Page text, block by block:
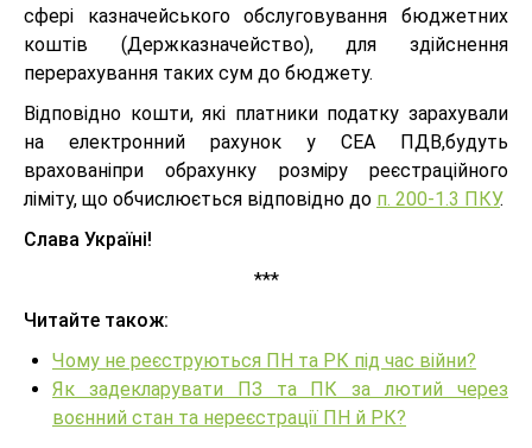
сфері казначейського обслуговування бюджетних
коштів (Держказначейство), для здійснення
перерахування таких сум до бюджету.
Відповідно кошти, які платники податку зарахували
на електронний рахунок у СЕА ПДВ,будуть
врахованіпри обрахунку розміру реєстраційного
ліміту, що обчислюється відповідно до п. 200-1.3 ПКУ.
Слава Україні!
***
Читайте також:
Чому не реєструються ПН та РК під час війни?
Як задекларувати ПЗ та ПК за лютий через
воєнний стан та нереєстрації ПН й РК?